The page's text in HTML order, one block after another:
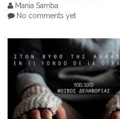
Mania Samba
No comments yet